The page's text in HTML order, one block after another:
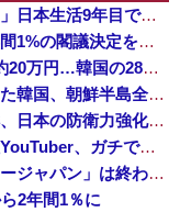
「中国人ってこんなに嫌われているの？」日本生活9年目で明かす本心！
（ ´_ゝ`）中道幹事長、食料品消費税2年間1%の閣議決定を批判 → 記者「中道改革連合は食料品消費税ゼロを公約に掲げていたが？」→ 階猛氏「
北朝鮮、昨年の1人当たり国民総所得は約20万円…韓国の28分の1！
格安電気代のためにインフラ投資を怠った韓国、朝鮮半島全域を猛暑が直撃してしまった結果……
【北朝鮮】核とミサイルを増やす北朝鮮、日本の防衛力強化を見て突然「平和」を語り始める
【恐怖】酒とタバコを愛する日常系女性YouTuber、ガチで体が終わる・・・
韓国人の対日好感度が過去最高に、「ノージャパン」は終わった？＝ネット「中国より100倍いい」
2年間1％に